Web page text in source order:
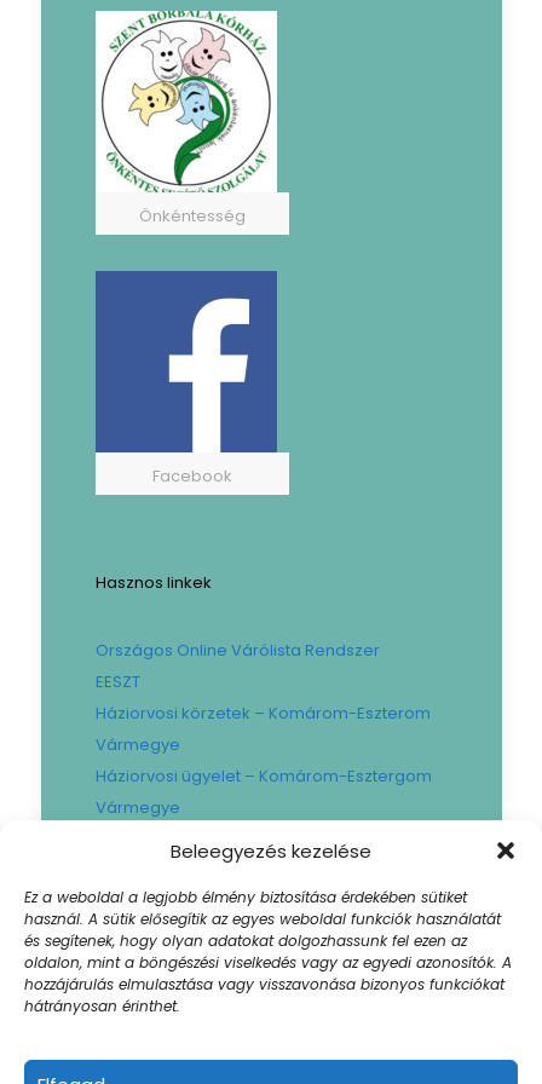
Beleegyezés kezelése
Ez a weboldal a legjobb élmény biztosítása érdekében sütiket
használ. A sütik elősegítik az egyes weboldal funkciók használatát
és segítenek, hogy olyan adatokat dolgozhassunk fel ezen az
oldalon, mint a böngészési viselkedés vagy az egyedi azonosítók. A
hozzájárulás elmulasztása vagy visszavonása bizonyos funkciókat
hátrányosan érinthet.
Önkéntesség
Facebook
Hasznos linkek
Országos Online Várólista Rendszer
EESZT
Háziorvosi körzetek – Komárom-Eszterom
Vármegye
Háziorvosi ügyelet – Komárom-Esztergom
Vármegye
Gyógyszertári ügyelet – Komárom-
Városi Fogászat
Művese Állomás B.Braun
Facility hibabejelentő
Sajtószoba